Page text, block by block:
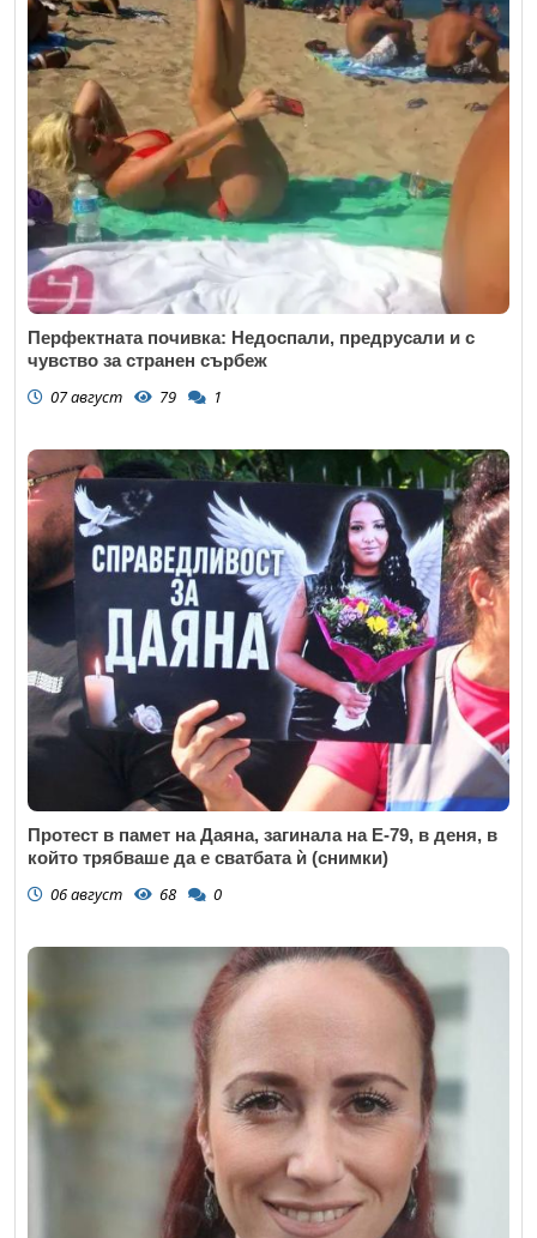
Перфектната почивка: Недоспали, предрусали и с
чувство за странен сърбеж
07 август 79 1
Протест в памет на Даяна, загинала на Е-79, в деня, в
който трябваше да е сватбата ѝ (снимки)
06 август 68 0